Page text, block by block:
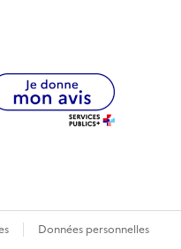
Données personnelles